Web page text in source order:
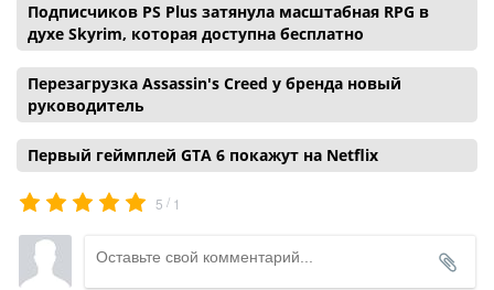
Подписчиков PS Plus затянула масштабная RPG в
духе Skyrim, которая доступна бесплатно
Перезагрузка Assassin's Creed у бренда новый
руководитель
Первый геймплей GTA 6 покажут на Netflix
5 / 1